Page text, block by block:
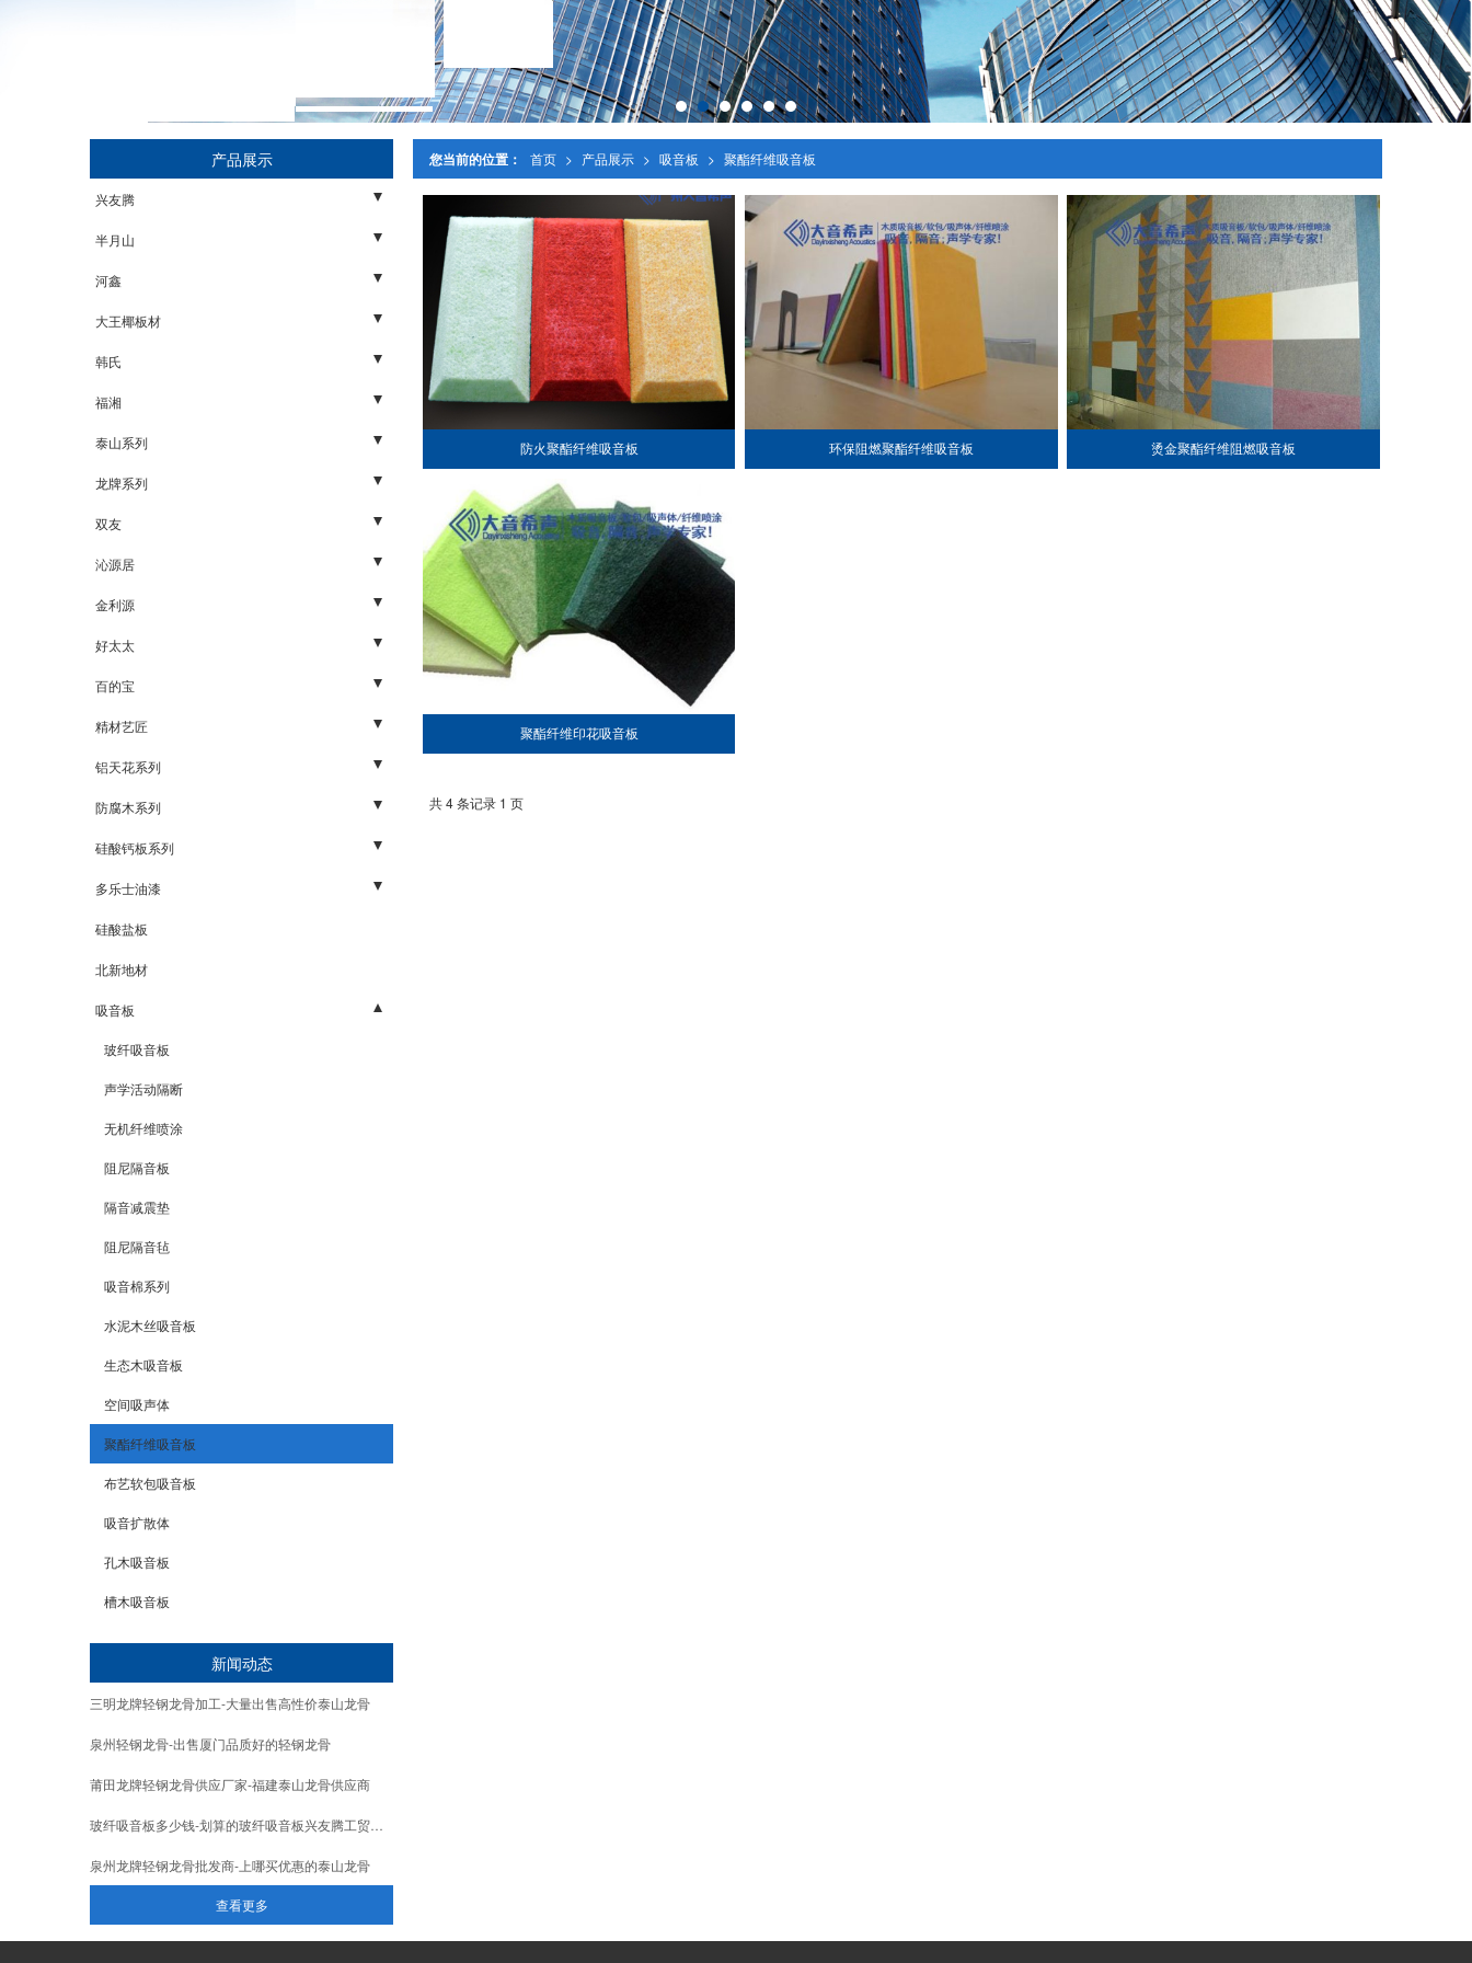
您当前的位置： 首页 > 产品展示 > 吸音板 > 聚酯纤维吸音板
防火聚酯纤维吸音板 环保阻燃聚酯纤维吸音板 烫金聚酯纤维阻燃吸音板
聚酯纤维印花吸音板
共 4 条记录 1 页
产品展示
兴友腾
家具板
石膏板
轻钢龙骨
配件
半月山
木板
石膏板
轻钢龙骨
配件
河鑫
木板
石膏板
轻钢龙骨
配件
大王椰板材
五金
板材
韩氏
胶水
石膏板
生态板
胶合板
家具板
UV板材
装饰五金
细木工板
福湘
阻燃板
福湘板材
泰山系列
矿棉板
石膏板
轻钢龙骨
龙牌系列
配件
石膏板
烤漆骨
硅钙板
轻钢龙骨
岩棉（玻璃棉）
高晶复合天花板
双友
五金
板材
沁源居
五金
板材
金利源
生态板系列
五金
基础板材
好太太
板材系列
百的宝
生态板
胶合板
装饰面板
细木工板
精材艺匠
生态板
人造板
石膏板系列
家居配件五金
铝天花系列
厨卫系列
吊顶系列
幕墙系列
防腐木系列
碳化木1
碳化木2
碳化木3
硅酸钙板系列
三明金宫
明源板业
多乐士油漆
地坪系列
外墙系列
内墙系列
硅酸盐板
北新地材
吸音板
玻纤吸音板
声学活动隔断
无机纤维喷涂
阻尼隔音板
隔音减震垫
阻尼隔音毡
吸音棉系列
水泥木丝吸音板
生态木吸音板
空间吸声体
聚酯纤维吸音板
布艺软包吸音板
吸音扩散体
孔木吸音板
槽木吸音板
新闻动态
三明龙牌轻钢龙骨加工-大量出售高性价泰山龙骨
泉州轻钢龙骨-出售厦门品质好的轻钢龙骨
莆田龙牌轻钢龙骨供应厂家-福建泰山龙骨供应商
玻纤吸音板多少钱-划算的玻纤吸音板兴友腾工贸供应
泉州龙牌轻钢龙骨批发商-上哪买优惠的泰山龙骨
查看更多